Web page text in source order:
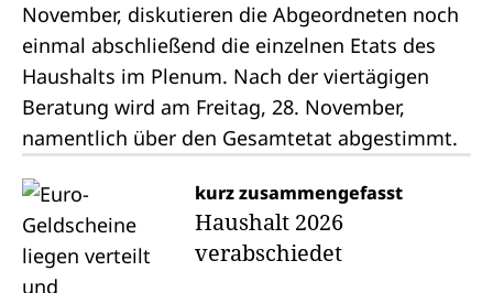
November, diskutieren die Abgeordneten noch
einmal abschließend die einzelnen Etats des
Haushalts im Plenum. Nach der viertägigen
Beratung wird am Freitag, 28. November,
namentlich über den Gesamtetat abgestimmt.
kurz zusammengefasst
Haushalt 2026
verabschiedet